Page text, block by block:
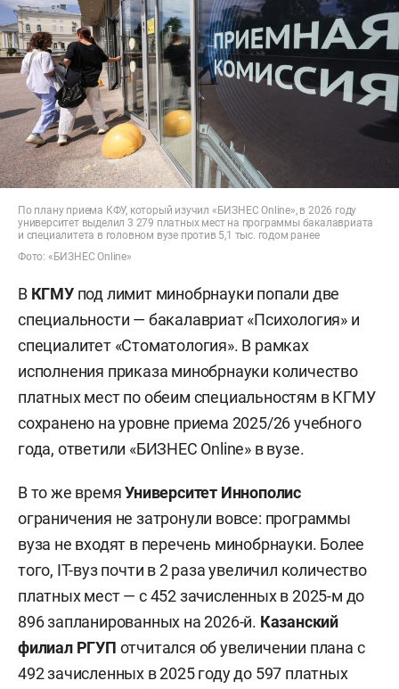
По плану приема КФУ, который изучил «БИЗНЕС Online», в 2026 году
университет выделил 3 279 платных мест на программы бакалавриата
и специалитета в головном вузе против 5,1 тыс. годом ранее
Фото: «БИЗНЕС Online»
В КГМУпод лимит минобрнауки попали две
специальности — бакалавриат «Психология» и
специалитет «Стоматология». В рамках
исполнения приказа минобрнауки количество
платных мест по обеим специальностям в КГМУ
сохранено на уровне приема 2025/26 учебного
года, ответили «БИЗНЕС Online» в вузе.
В то же времяУниверситет Иннополис
ограничения не затронули вовсе: программы
вуза не входят в перечень минобрнауки. Более
того, IT-вуз почти в 2 раза увеличил количество
платных мест — с 452 зачисленных в 2025-м до
896 запланированных на 2026-й. Казанский
филиал РГУП отчитался об увеличении плана с
492 зачисленных в 2025 году до 597 платных